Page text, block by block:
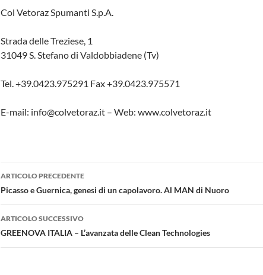
Col Vetoraz Spumanti S.p.A.
Strada delle Treziese, 1
31049 S. Stefano di Valdobbiadene (Tv)
Tel. +39.0423.975291 Fax +39.0423.975571
E-mail: info@colvetoraz.it – Web: www.colvetoraz.it
Navigazione
articolo
ARTICOLO PRECEDENTE
Picasso e Guernica, genesi di un capolavoro. Al MAN di Nuoro
ARTICOLO SUCCESSIVO
GREENOVA ITALIA – L’avanzata delle Clean Technologies